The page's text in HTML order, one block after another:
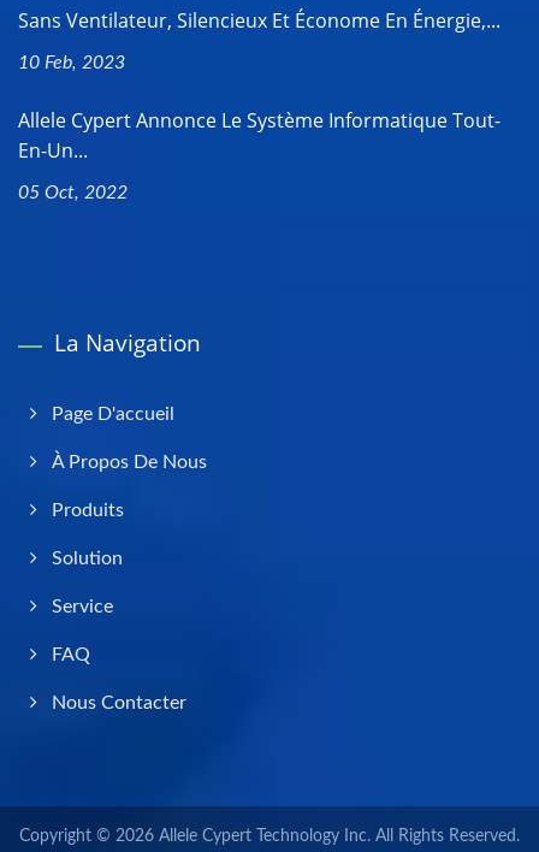
Sans Ventilateur, Silencieux Et Économe En Énergie,...
10 Feb, 2023
Allele Cypert Annonce Le Système Informatique Tout-
En-Un...
05 Oct, 2022
La Navigation
Page D'accueil
À Propos De Nous
Produits
Solution
Service
FAQ
Nous Contacter
Copyright © 2026 Allele Cypert Technology Inc. All Rights Reserved.